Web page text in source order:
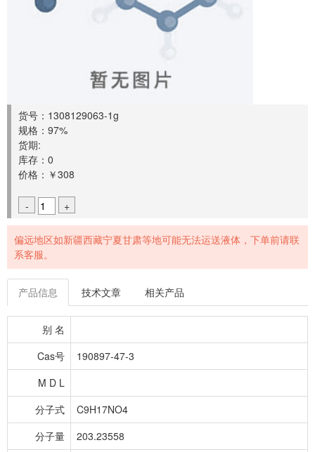
货号：1308129063-1g
规格：97%
货期:
库存：0
价格：￥308
- +
偏远地区如新疆西藏宁夏甘肃等地可能无法运送液体，下单前请联
系客服。
产品信息 技术文章 相关产品
别 名
Cas号
190897-47-3
M D L
分子式
C9H17NO4
分子量
203.23558